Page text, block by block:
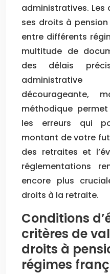
administratives. Les
ses droits à
entre différents
multitude de
des délais
décourageante,
méthodique
les erreurs qui
montant de votre
des retraites et
réglementations
encore plus
droits à la retraite.
Conditions
critères de
droits à
régimes